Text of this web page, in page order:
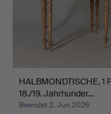
HALBMONDTISCHE, 1
18./19. Jahrhunder…
Beendet 2. Jun 2026